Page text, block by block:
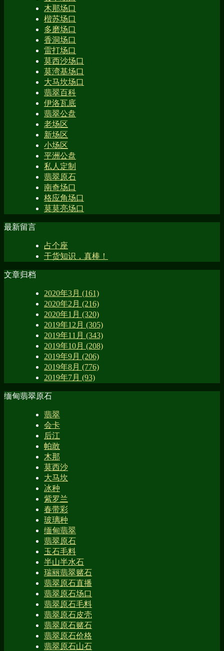
木那场口
楷苏场口
多磨场口
香洞场口
雷打场口
莫西沙场口
莫湾基场口
大马坎场口
翡翠百科
伊洛瓦底
翡翠公盘
老场区
新场区
小场区
平洲公盘
私人定制
翡翠原石
南奇场口
格应角场口
莫莫亮场口
最新留言
占个座
干货知识，真棒！
文章归档
2020年3月 (161)
2020年2月 (216)
2020年1月 (320)
2019年12月 (305)
2019年11月 (343)
2019年10月 (208)
2019年9月 (206)
2019年8月 (776)
2019年7月 (93)
缅甸翡翠原石
翡翠
会卡
后江
帕敢
木那
莫西沙
大马坎
冰种
紫罗兰
春带彩
玻璃种
缅甸翡翠
翡翠原石
玉石毛料
半山半水石
瑞丽翡翠赌石
翡翠原石直播
翡翠原石场口
翡翠原石毛料
翡翠原石皮壳
翡翠原石赌石
翡翠原石价格
翡翠原石山石